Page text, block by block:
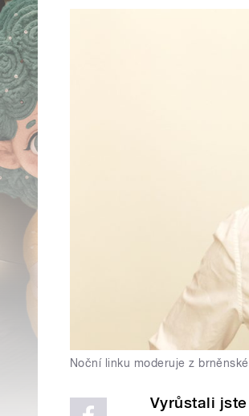
Noční linku moderuje z
Vyrůstali